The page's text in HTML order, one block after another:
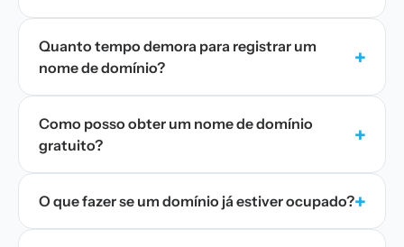
Quanto tempo demora para registrar um
nome de domínio?
+
Como posso obter um nome de domínio
gratuito?
+
O que fazer se um domínio já estiver ocupado?+